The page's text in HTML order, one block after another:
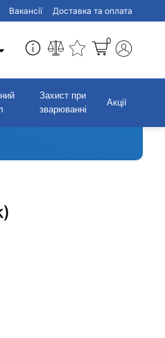
Вакансії Доставка та оплата
0
Захист при
зварюванні
Акції